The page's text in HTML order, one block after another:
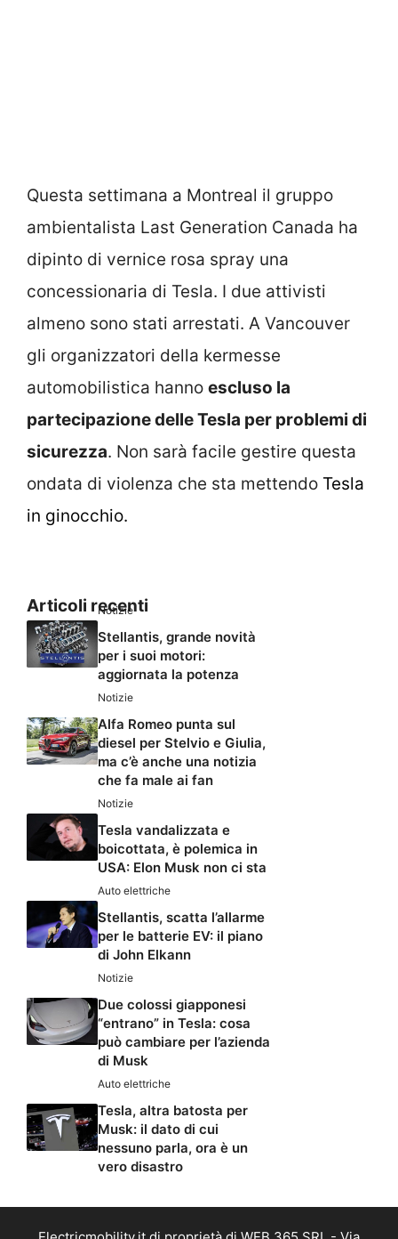
Questa settimana a Montreal il gruppo
ambientalista Last Generation Canada ha
dipinto di vernice rosa spray una
concessionaria di Tesla. I due attivisti
almeno sono stati arrestati. A Vancouver
gli organizzatori della kermesse
automobilistica hanno escluso la
partecipazione delle Tesla per problemi di
sicurezza. Non sarà facile gestire questa
ondata di violenza che sta mettendo Tesla
in ginocchio.
Articoli recenti
Notizie
Stellantis, grande novità
per i suoi motori:
aggiornata la potenza
Notizie
Alfa Romeo punta sul
diesel per Stelvio e Giulia,
ma c’è anche una notizia
che fa male ai fan
Notizie
Tesla vandalizzata e
boicottata, è polemica in
USA: Elon Musk non ci sta
Auto elettriche
Stellantis, scatta l’allarme
per le batterie EV: il piano
di John Elkann
Notizie
Due colossi giapponesi
“entrano” in Tesla: cosa
può cambiare per l’azienda
di Musk
Auto elettriche
Tesla, altra batosta per
Musk: il dato di cui
nessuno parla, ora è un
vero disastro